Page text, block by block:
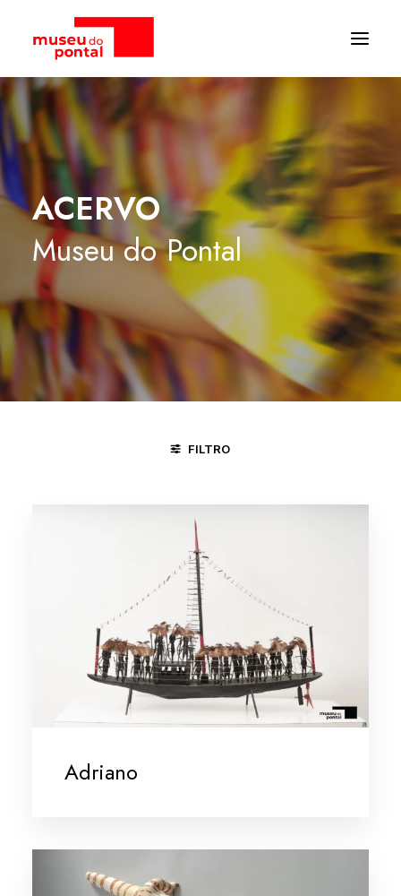
ACERVO
Museu do Pontal
FILTRO
Adriano